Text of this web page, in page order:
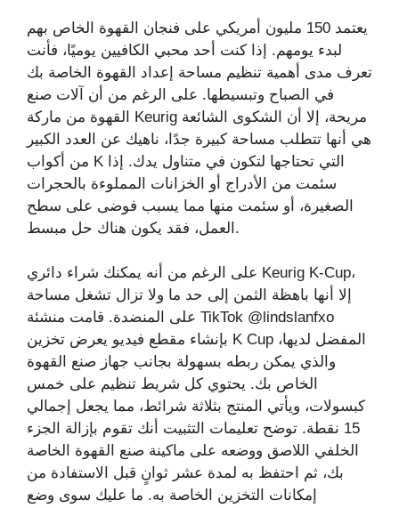
يعتمد 150 مليون أمريكي على فنجان القهوة الخاص بهم
لبدء يومهم. إذا كنت أحد محبي الكافيين يوميًا، فأنت
تعرف مدى أهمية تنظيم مساحة إعداد القهوة الخاصة بك
في الصباح وتبسيطها. على الرغم من أن آلات صنع
القهوة من ماركة Keurig مريحة، إلا أن الشكوى الشائعة
هي أنها تتطلب مساحة كبيرة جدًا، ناهيك عن العدد الكبير
من أكواب K التي تحتاجها لتكون في متناول يدك. إذا
سئمت من الأدراج أو الخزانات المملوءة بالحجرات
الصغيرة، أو سئمت منها مما يسبب فوضى على سطح
العمل، فقد يكون هناك حل مبسط.
على الرغم من أنه يمكنك شراء دائري Keurig K-Cup،
إلا أنها باهظة الثمن إلى حد ما ولا تزال تشغل مساحة
على المنضدة. قامت منشئة TikTok @lindslanfxo
بإنشاء مقطع فيديو يعرض تخزين K Cup المفضل لديها،
والذي يمكن ربطه بسهولة بجانب جهاز صنع القهوة
الخاص بك. يحتوي كل شريط تنظيم على خمس
كبسولات، ويأتي المنتج بثلاثة شرائط، مما يجعل إجمالي
15 نقطة. توضح تعليمات التثبيت أنك تقوم بإزالة الجزء
الخلفي اللاصق ووضعه على ماكينة صنع القهوة الخاصة
بك، ثم احتفظ به لمدة عشر ثوانٍ قبل الاستفادة من
إمكانات التخزين الخاصة به. ما عليك سوى وضع